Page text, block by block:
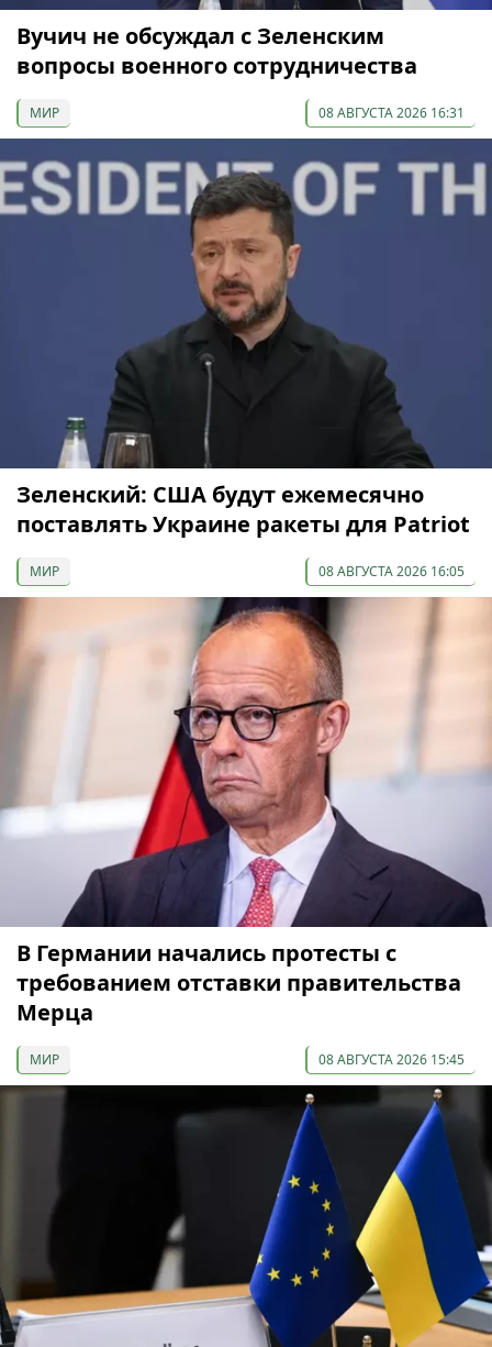
Вучич не обсуждал с Зеленским
вопросы военного сотрудничества
МИР 08 АВГУСТА 2026 16:31
Зеленский: США будут ежемесячно
поставлять Украине ракеты для Patriot
МИР 08 АВГУСТА 2026 16:05
В Германии начались протесты с
требованием отставки правительства
Мерца
МИР 08 АВГУСТА 2026 15:45